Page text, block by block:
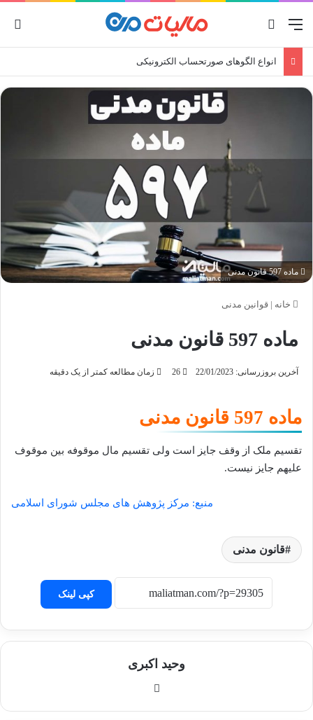
منو
انواع الگوهای صورتحساب الکترونیکی
ماده 597 قانون مدنی
خانه | قوانین مدنی
ماده 597 قانون مدنی
آخرین بروزرسانی: 22/01/2023 26 زمان مطالعه کمتر از یک دقیقه
ماده 597 قانون مدنی
تقسیم ملک از وقف جایز است ولی تقسیم مال موقوفه بین موقوف
علیهم جایز نیست.
منبع: مرکز پژوهش های مجلس شورای اسلامی
قانون مدنی
کپی لینک
وحید اکبری